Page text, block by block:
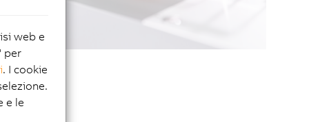
web e
per
. I cookie
e le